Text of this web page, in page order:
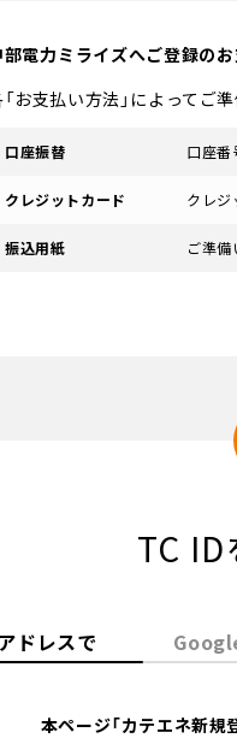
部電力ミライズへご登録の
お支払い方法」によってご
口座振替 口座番
クレジットカード クレジ
振込用紙 ご準
TC
ドレスで
本ページ「カテエネ新規